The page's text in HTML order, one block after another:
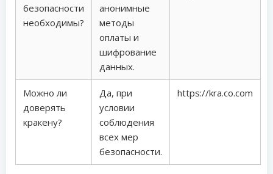
безопасности
необходимы?
анонимные
методы
оплаты и
шифрование
данных.
Можно ли
доверять
кракену?
Да, при
условии
соблюдения
всех мер
безопасности.
https://kra.co.com